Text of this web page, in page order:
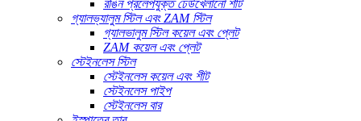
রঙিন প্রলেপযুক্ত ঢেউখেলানো শীট
গ্যালভ্যালুম স্টিল এবং ZAM স্টিল
গ্যালভালুম স্টিল কয়েল এবং প্লেট
ZAM কয়েল এবং প্লেট
স্টেইনলেস স্টিল
স্টেইনলেস কয়েল এবং শীট
স্টেইনলেস পাইপ
স্টেইনলেস বার